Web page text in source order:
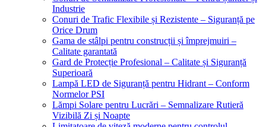
Industrie
Conuri de Trafic Flexibile și Rezistente – Siguranță pe
Orice Drum
Gama de stâlpi pentru construcții și împrejmuiri –
Calitate garantată
Gard de Protecție Profesional – Calitate și Siguranță
Superioară
Lampă LED de Siguranță pentru Hidrant – Conform
Normelor PSI
Lămpi Solare pentru Lucrări – Semnalizare Rutieră
Vizibilă Zi și Noapte